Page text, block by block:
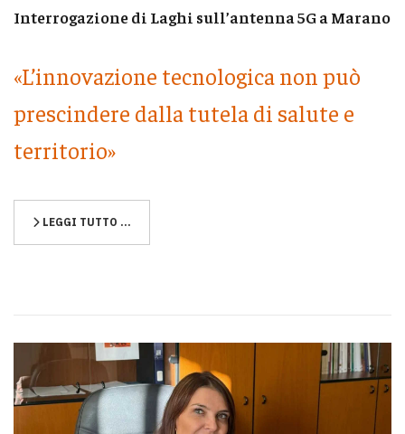
Interrogazione di Laghi sull’antenna 5G a Marano
«L’innovazione tecnologica non può
prescindere dalla tutela di salute e
territorio»
LEGGI TUTTO …